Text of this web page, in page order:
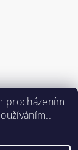
procházením